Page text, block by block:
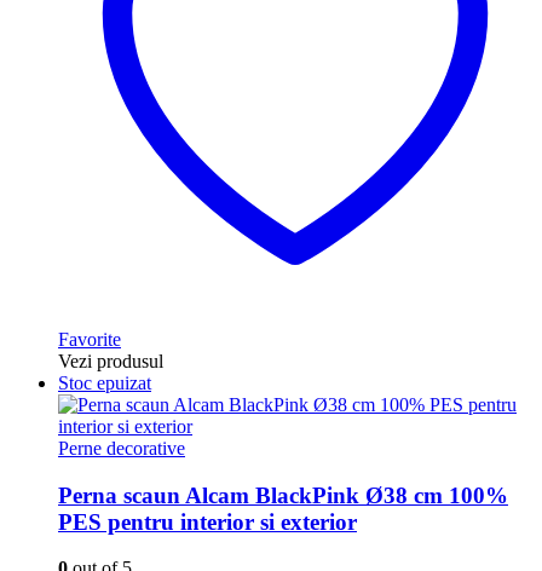
Favorite
Vezi produsul
Stoc epuizat
Perne decorative
Perna scaun Alcam BlackPink Ø38 cm 100%
PES pentru interior si exterior